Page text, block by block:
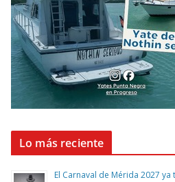
Lo más reciente
El Carnaval de Mérida 2027